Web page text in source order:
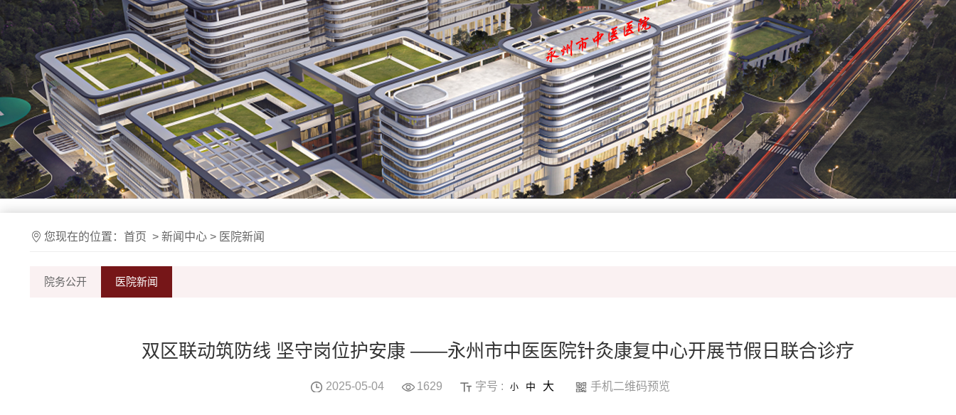
您现在的位置： 首页 > 新闻中心 > 医院新闻
院务公开 医院新闻
双区联动筑防线 坚守岗位护安康 ——永州市中医医院针灸康复中心开展节假日联合诊疗
2025-05-04 1629 字号 : 小 中 大 手机二维码预览